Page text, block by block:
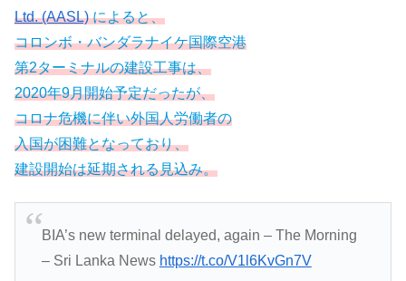
Ltd. (AASL)によると、
コロンボ・バンダラナイケ国際空港
第2ターミナルの建設工事は、
2020年9月開始予定だったが、
コロナ危機に伴い外国人労働者の
入国が困難となっており、
建設開始は延期される見込み。
BIA’s new terminal delayed, again – The Morning
– Sri Lanka News https://t.co/V1l6KvGn7V